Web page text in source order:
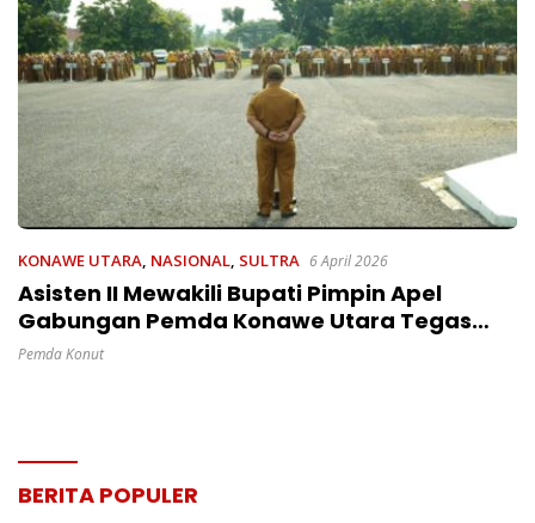
KONAWE UTARA, NASIONAL, SULTRA 6 April 2026
Asisten II Mewakili Bupati Pimpin Apel
Gabungan Pemda Konawe Utara Tegas
ASN Dan Sinergi Antar-OPD
Pemda Konut
BERITA POPULER